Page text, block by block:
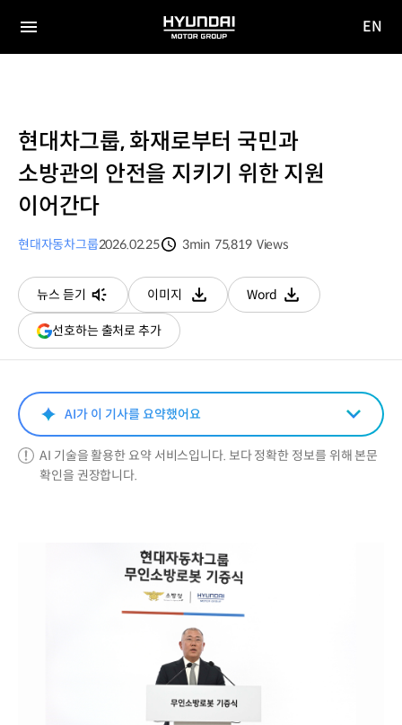
전체
HYUNDAI
MOTOR
EN
현대차그룹, 화재로부터 국민과
소방관의 안전을 지키기 위한 지원
이어간다
현대자동차그룹2026.02.25
3min 75,819 Views
뉴스 듣기
이미지
다운로드
Word
다운로드
선호하는 출처로 추가(새
창
AI가 이 기사를 요약했어요
AI 기술을 활용한 요약 서비스입니다. 보다 정확한 정보를 위해 본문
확인을 권장합니다.